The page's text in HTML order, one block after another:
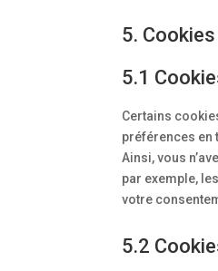
5. Cookies
5.1
Certains
préférences en
Ainsi, vous
par exemple,
votre
5.2